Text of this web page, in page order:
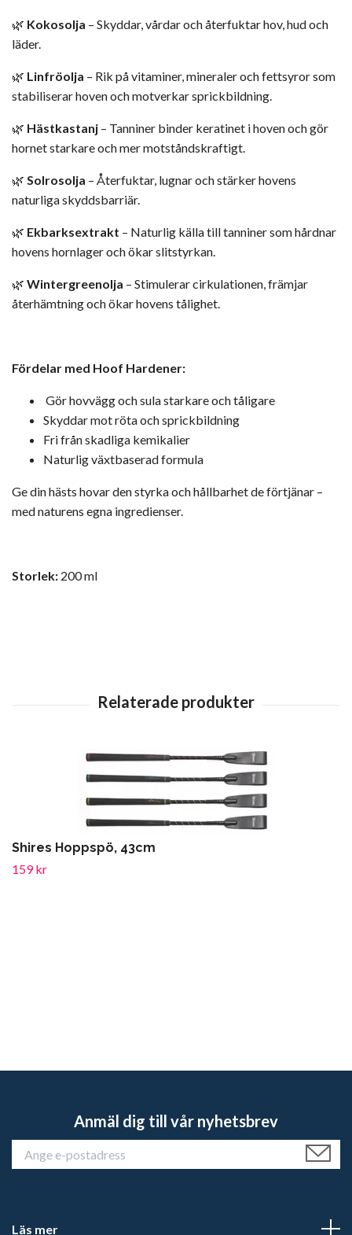
🌿 Kokosolja – Skyddar, vårdar och återfuktar hov, hud och
läder.
🌿 Linfröolja – Rik på vitaminer, mineraler och fettsyror som
stabiliserar hoven och motverkar sprickbildning.
🌿 Hästkastanj – Tanniner binder keratinet i hoven och gör
hornet starkare och mer motståndskraftigt.
🌿 Solrosolja – Återfuktar, lugnar och stärker hovens
naturliga skyddsbarriär.
🌿 Ekbarksextrakt – Naturlig källa till tanniner som hårdnar
hovens hornlager och ökar slitstyrkan.
🌿 Wintergreenolja – Stimulerar cirkulationen, främjar
återhämtning och ökar hovens tålighet.
Fördelar med Hoof Hardener:
Gör hovvägg och sula starkare och tåligare
Skyddar mot röta och sprickbildning
Fri från skadliga kemikalier
Naturlig växtbaserad formula
Ge din hästs hovar den styrka och hållbarhet de förtjänar –
med naturens egna ingredienser.
Storlek: 200 ml
Shires Hoppspö, 43cm
159 kr
Anmäl dig till vår nyhetsbrev
Läs mer